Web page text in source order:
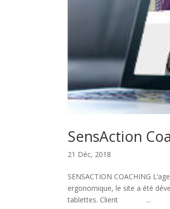
SensAction
21 Déc, 2018
SENSACTION COACHING
ergonomique, le site a été
tablettes. Client ...